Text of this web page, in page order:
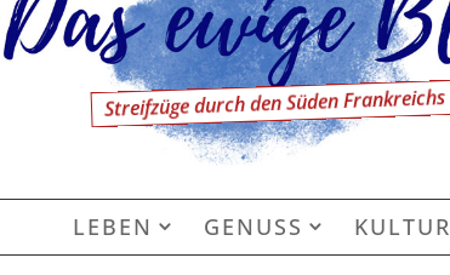
Streifzüge durch den Süden Frankreichs
LEBEN GENUSS KULTUR